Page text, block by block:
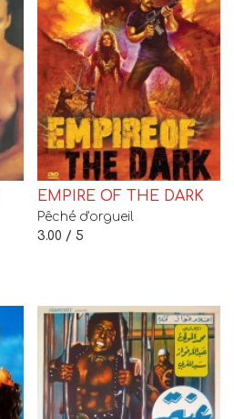
EMPIRE OF THE DARK
Pêché d'orgueil
3.00 / 5